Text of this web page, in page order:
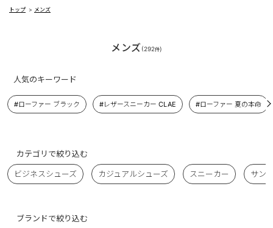
トップ > メンズ
メンズ(292件)
人気のキーワード
#ローファー ブラック #レザースニーカー CLAE #ローファー 夏の本命
カテゴリで絞り込む
ビジネスシューズ カジュアルシューズ スニーカー サン
ブランドで絞り込む